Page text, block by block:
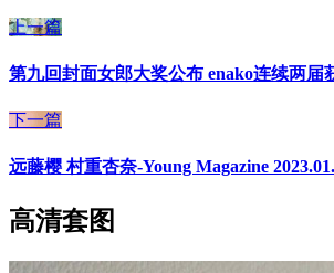
上一篇
第九回封面女郎大奖公布 enako连续两届
下一篇
远藤樱 村重杏奈-Young Magazine
高清套图